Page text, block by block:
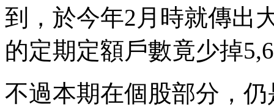
到，於今年2月時就傳出
的定期定額戶數竟少掉
不過本期在個股部分，